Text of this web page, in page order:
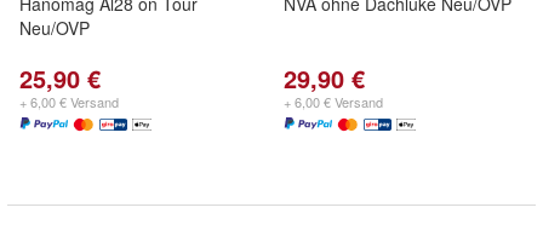
Neu/OVP
25,90 €
+ 6,00 € Versand
29,90 €
+ 6,00 € Versand